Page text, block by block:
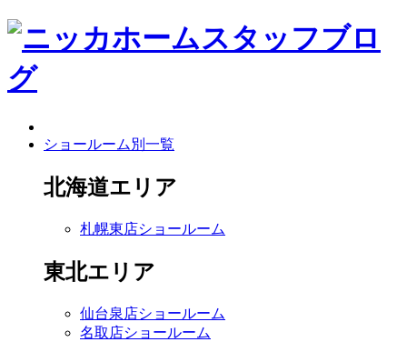
ショールーム別一覧
北海道エリア
札幌東店ショールーム
東北エリア
仙台泉店ショールーム
名取店ショールーム